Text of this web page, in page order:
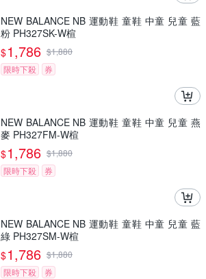
NEW BALANCE NB 運動鞋 童鞋 中童 兒童 藍
粉 PH327SK-W楦
$1,786 $1,880
限時下殺
券
NEW BALANCE NB 運動鞋 童鞋 中童 兒童 燕
麥 PH327FM-W楦
$1,786 $1,880
限時下殺
券
NEW BALANCE NB 運動鞋 童鞋 中童 兒童 藍
綠 PH327SM-W楦
$1,786 $1,880
限時下殺
券